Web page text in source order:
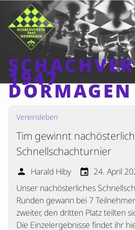
1947
DORMAGEN
Home
Beiträge
Mannschaften
Ranglisten
Termine
Verschiedenes
Kontakt
Vereinsleben
Tim gewinnt
Schnellschachturnier
person Harald Hiby event 24. April
Unser nachösterliches
Runden gewann bei 7
zweiter, den dritten Platz teilten
Die Einzelergebnisse findet ihr